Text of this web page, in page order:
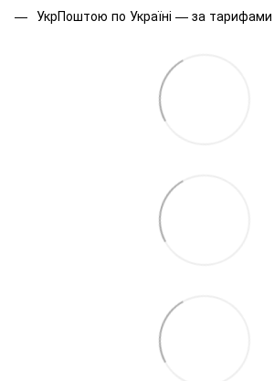
УкрПоштою по Україні — за тарифами